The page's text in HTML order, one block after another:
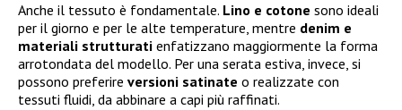
Anche il tessuto è fondamentale. Lino e cotone sono ideali
per il giorno e per le alte temperature, mentre denim e
materiali strutturati enfatizzano maggiormente la forma
arrotondata del modello. Per una serata estiva, invece, si
possono preferire versioni satinate o realizzate con
tessuti fluidi, da abbinare a capi più raffinati.